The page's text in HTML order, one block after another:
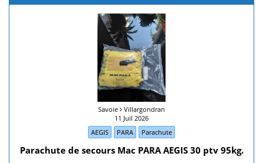
Savoie
Villargondran
11 Juil 2026
AEGIS
PARA Parachute
Parachute de secours Mac PARA AEGIS 30 ptv 95kg.